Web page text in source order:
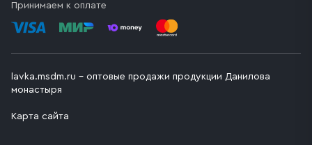
Принимаем к оплате
lavka.msdm.ru – оптовые продажи продукции Данилова
монастыря
Карта сайта